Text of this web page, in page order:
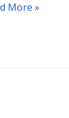
More »